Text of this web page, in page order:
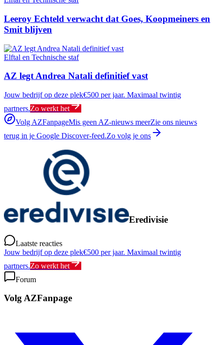
Leeroy Echteld verwacht dat Goes, Koopmeiners en
Smit blijven
Elftal en Technische staf
AZ legt Andrea Natali definitief vast
Jouw bedrijf op deze plek€500 per jaar. Maximaal twintig
partners.Zo werkt het
Volg AZFanpageMis geen AZ-nieuws meerZie ons nieuws
terug in je Google Discover-feed.Zo volg je ons
Eredivisie
Laatste reacties
Jouw bedrijf op deze plek€500 per jaar. Maximaal twintig
partners.Zo werkt het
Forum
Volg AZFanpage